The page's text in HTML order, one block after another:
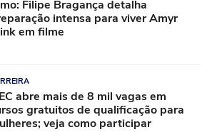
Filipe Bragança detalha
intensa para viver Amyr
em filme
abre mais de 8 mil vagas em
gratuitos de qualificação para
veja como participar